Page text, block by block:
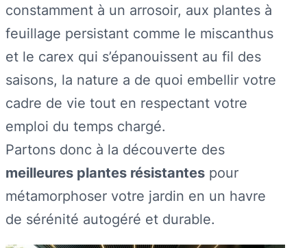
constamment à un arrosoir, aux plantes à
feuillage persistant comme le miscanthus
et le carex qui s’épanouissent au fil des
saisons, la nature a de quoi embellir votre
cadre de vie tout en respectant votre
emploi du temps chargé.
Partons donc à la découverte des
meilleures plantes résistantes pour
métamorphoser votre jardin en un havre
de sérénité autogéré et durable.